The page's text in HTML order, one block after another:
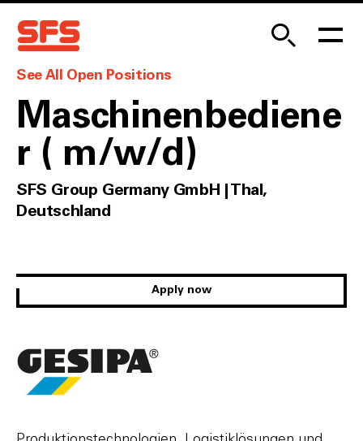
See All Open Positions
Maschinenbediene
r ( m/w/d)
SFS Group Germany GmbH | Thal,
Deutschland
Apply now